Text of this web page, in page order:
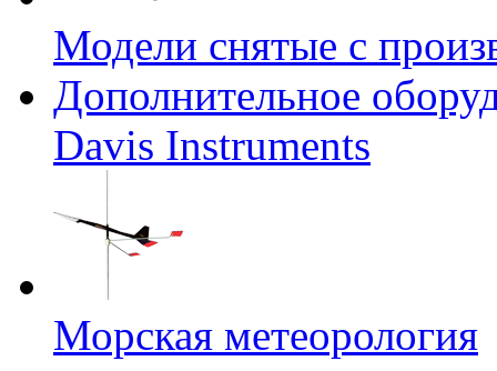
Модели снятые с
Дополнительное
Davis Instruments
Морская метеорология